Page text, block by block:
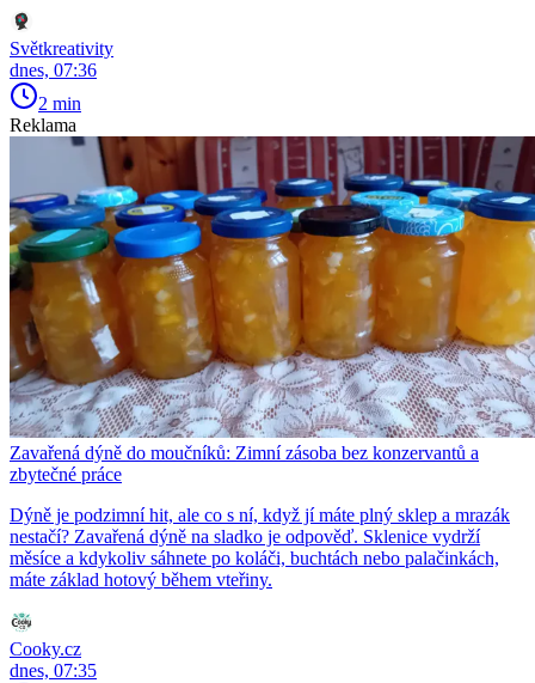
Světkreativity
dnes, 07:36
2 min
Reklama
Zavařená dýně do moučníků: Zimní zásoba bez konzervantů a
zbytečné práce
Dýně je podzimní hit, ale co s ní, když jí máte plný sklep a mrazák
nestačí? Zavařená dýně na sladko je odpověď. Sklenice vydrží
měsíce a kdykoliv sáhnete po koláči, buchtách nebo palačinkách,
máte základ hotový během vteřiny.
Cooky.cz
dnes, 07:35